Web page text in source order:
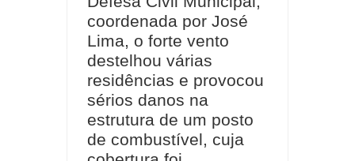
coordenada por José
Lima, o forte vento
destelhou várias
residências e provocou
sérios danos na
estrutura de um posto
de combustível, cuja